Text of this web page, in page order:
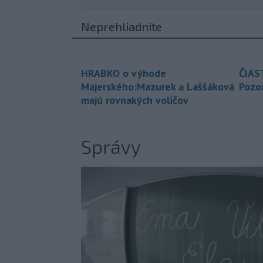
Neprehliadnite
HRABKO o výhode
Majerského:Mazurek a Laššáková
majú rovnakých voličov
Správy